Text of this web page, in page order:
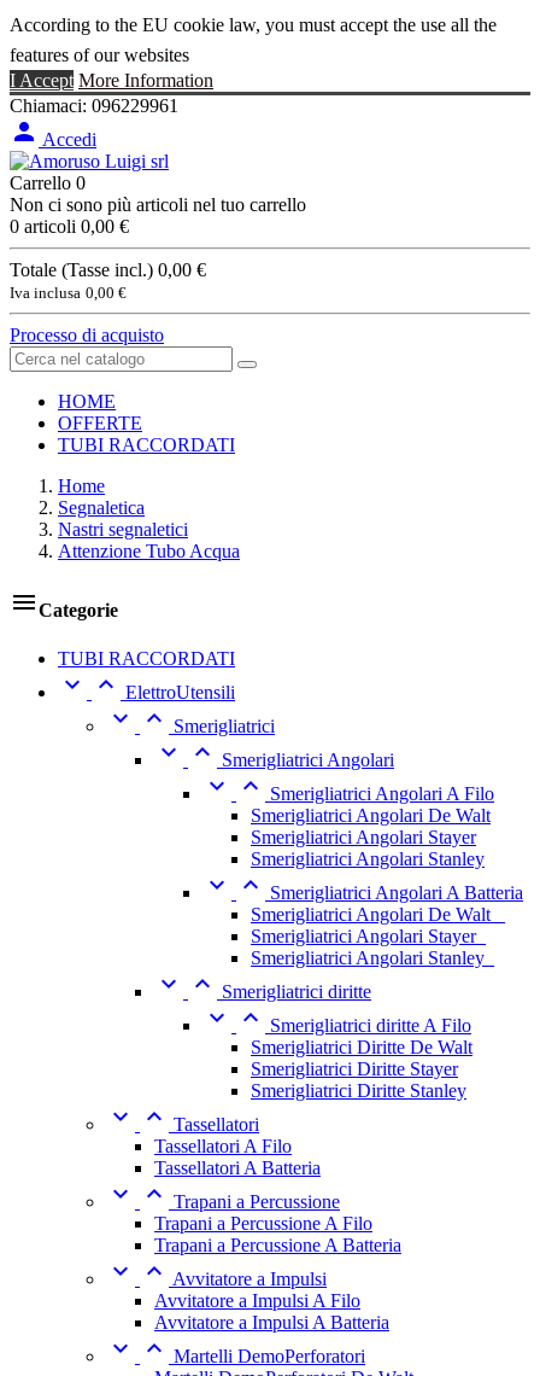
According to the EU cookie law, you must accept the use all the
features of our websites
I Accept More Information
Chiamaci: 096229961
 Accedi
Carrello 0
Non ci sono più articoli nel tuo carrello
0 articoli 0,00 €
Totale (Tasse incl.) 0,00 €
Iva inclusa 0,00 €
Processo di acquisto
HOME
OFFERTE
TUBI RACCORDATI
Home
Segnaletica
Nastri segnaletici
Attenzione Tubo Acqua
Categorie
TUBI RACCORDATI
  ElettroUtensili
  Smerigliatrici
  Smerigliatrici Angolari
 
Smerigliatrici Angolari A Filo
Smerigliatrici Angolari De Walt
Smerigliatrici Angolari Stayer
Smerigliatrici Angolari Stanley
 
Smerigliatrici Angolari A Batteria
Smerigliatrici Angolari De Walt _
Smerigliatrici Angolari Stayer_
Smerigliatrici Angolari Stanley_
  Smerigliatrici diritte
 
Smerigliatrici diritte A Filo
Smerigliatrici Diritte De Walt
Smerigliatrici Diritte Stayer
Smerigliatrici Diritte Stanley
  Tassellatori
Tassellatori A Filo
Tassellatori A Batteria
  Trapani a Percussione
Trapani a Percussione A Filo
Trapani a Percussione A Batteria
  Avvitatore a Impulsi
Avvitatore a Impulsi A Filo
Avvitatore a Impulsi A Batteria
  Martelli DemoPerforatori